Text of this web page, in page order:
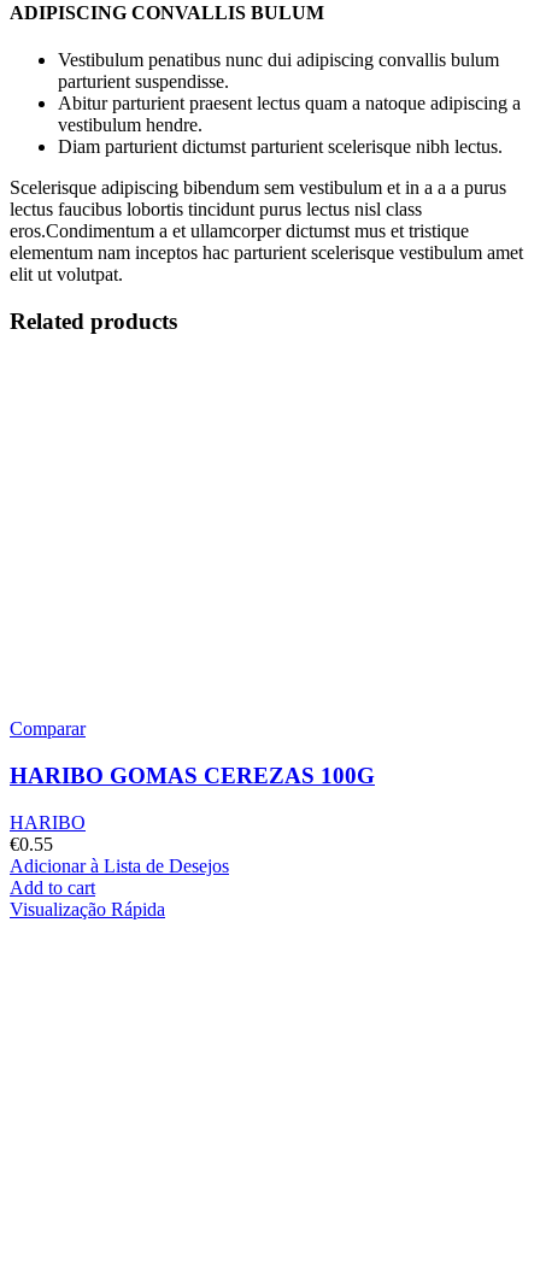
ADIPISCING CONVALLIS BULUM
Vestibulum penatibus nunc dui adipiscing convallis bulum
parturient suspendisse.
Abitur parturient praesent lectus quam a natoque adipiscing a
vestibulum hendre.
Diam parturient dictumst parturient scelerisque nibh lectus.
Scelerisque adipiscing bibendum sem vestibulum et in a a a purus
lectus faucibus lobortis tincidunt purus lectus nisl class
eros.Condimentum a et ullamcorper dictumst mus et tristique
elementum nam inceptos hac parturient scelerisque vestibulum amet
elit ut volutpat.
Related products
Comparar
HARIBO GOMAS CEREZAS 100G
HARIBO
€0.55
Adicionar à Lista de Desejos
Add to cart
Visualização Rápida